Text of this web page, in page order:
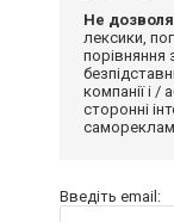
Не
лексики,
порівняння
компанії і /
сторонні
Введіть email: